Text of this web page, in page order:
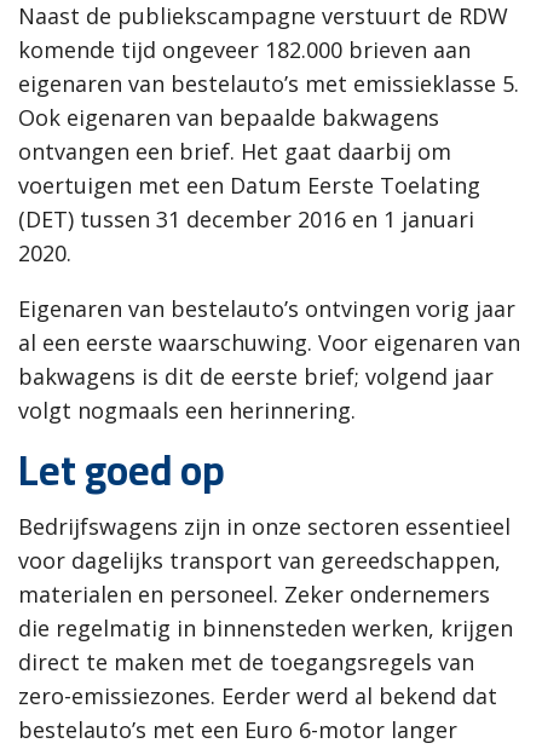
Naast de publiekscampagne verstuurt de RDW
komende tijd ongeveer 182.000 brieven aan
eigenaren van bestelauto’s met emissieklasse 5.
Ook eigenaren van bepaalde bakwagens
ontvangen een brief. Het gaat daarbij om
voertuigen met een Datum Eerste Toelating
(DET) tussen 31 december 2016 en 1 januari
2020.
Eigenaren van bestelauto’s ontvingen vorig jaar
al een eerste waarschuwing. Voor eigenaren van
bakwagens is dit de eerste brief; volgend jaar
volgt nogmaals een herinnering.
Let goed op
Bedrijfswagens zijn in onze sectoren essentieel
voor dagelijks transport van gereedschappen,
materialen en personeel. Zeker ondernemers
die regelmatig in binnensteden werken, krijgen
direct te maken met de toegangsregels van
zero-emissiezones. Eerder werd al bekend dat
bestelauto’s met een Euro 6-motor langer